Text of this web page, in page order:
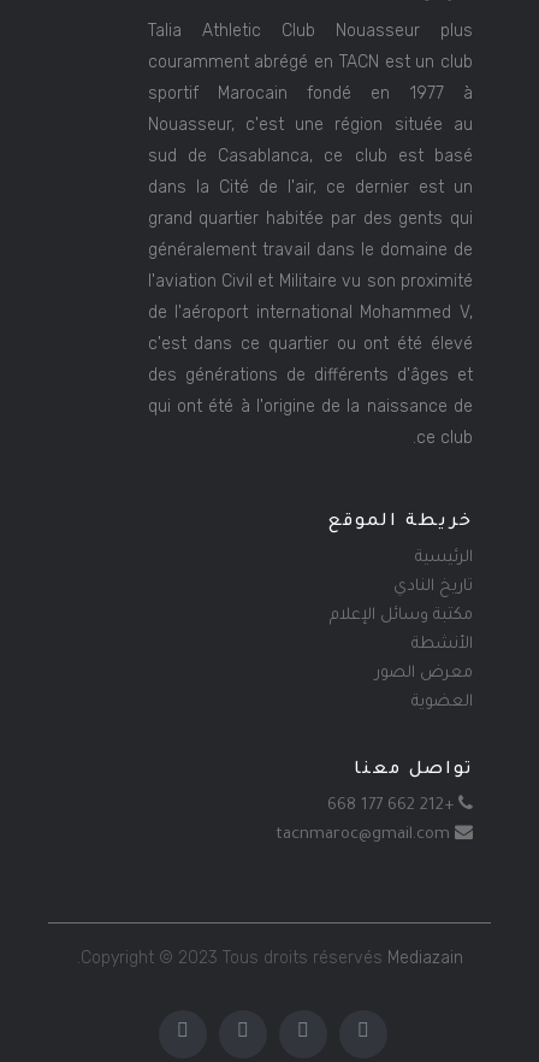
Talia Athletic Club Nouasseur plus
couramment abrégé en TACN est un club
sportif Marocain fondé en 1977 à
Nouasseur, c'est une région située au
sud de Casablanca, ce club est basé
dans la Cité de l'air, ce dernier est un
grand quartier habitée par des gents qui
généralement travail dans le domaine de
l'aviation Civil et Militaire vu son proximité
de l'aéroport international Mohammed V,
c'est dans ce quartier ou ont été élevé
des générations de différents d'âges et
qui ont été à l'origine de la naissance de
ce club.
خريطة الموقع
الرئيسية
تاريخ النادي
مكتبة وسائل الإعلام
الأنشطة
معرض الصور
العضوية
تواصل معنا
+212 662 177 668
Copyright © 2023 Tous droits réservés Mediazain
.